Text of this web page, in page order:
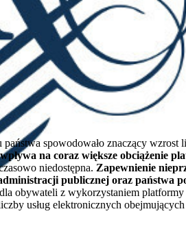
spowodowało znaczący wzrost
na coraz większe obciążenie
niedostępna. Zapewnienie
publicznej oraz państwa
obywateli z wykorzystaniem
usług elektronicznych